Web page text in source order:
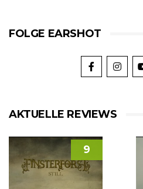
FOLGE EARSHOT
AKTUELLE REVIEWS
9